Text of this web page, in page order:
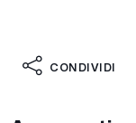
CONDIVIDI